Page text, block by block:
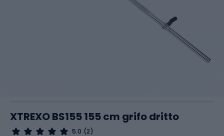
XTREXO BS155 155 cm grifo dritto
5.0 (2)